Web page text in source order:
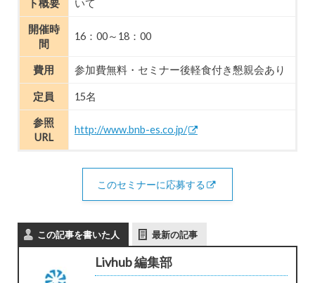
ト概要
いて
開催時
間
16：00～18：00
費用 参加費無料・セミナー後軽食付き懇親会あり
定員 15名
参照
URL
http://www.bnb-es.co.jp/
このセミナーに応募する
この記事を書いた人 最新の記事
Livhub 編集部